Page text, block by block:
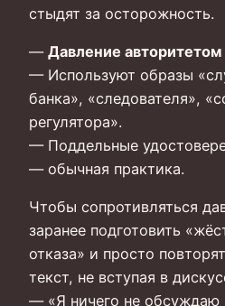
стыдят за осторожность.
— Давление авторитетом
— Используют образы
банка», «следователя»,
регулятора».
— Поддельные
— обычная практика.
Чтобы сопротивляться
заранее подготовить
отказа» и просто
текст, не вступая в
— «Я ничего не обсуждаю